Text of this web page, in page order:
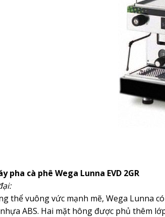
pha cà phê Wega Lunna EVD 2GR
thể vuông vức mạnh mẽ, Wega Lunna
ABS. Hai mặt hông được phủ thêm